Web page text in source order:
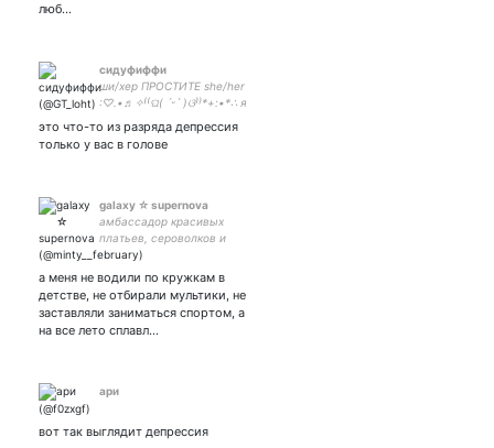
люб…
сидуфиффи
ши/хер ПРОСТИТЕ she/her
:♡.•♬✧⁽⁽ଘ( ˊᵕˋ )ଓ⁾⁾*+:•*∴ я
это что-то из разряда депрессия
только у вас в голове
galaxy ☆ supernova
амбассадор красивых
платьев, сероволков и
сериала Lost. I'd like your
brilliant or simply outstanding
а меня не водили по кружкам в
детстве, не отбирали мультики, не
заставляли заниматься спортом, а
на все лето сплавл…
ари
вот так выглядит депрессия